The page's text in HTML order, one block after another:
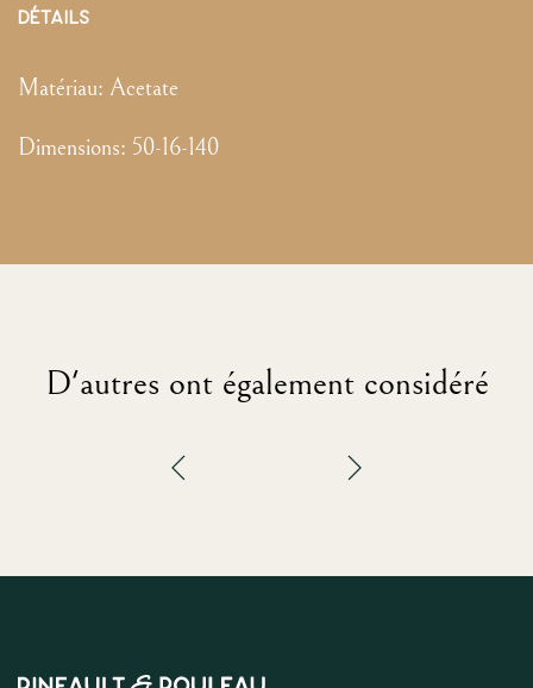
DÉTAILS
Matériau: Acetate
Dimensions: 50-16-140
D'autres ont également considéré